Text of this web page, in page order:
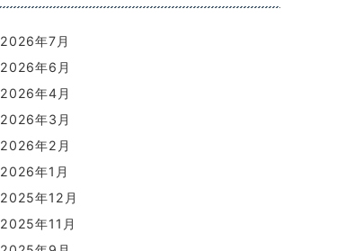
2026年7月
2026年6月
2026年4月
2026年3月
2026年2月
2026年1月
2025年12月
2025年11月